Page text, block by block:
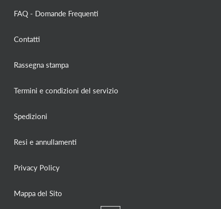
FAQ - Domande Frequenti
Contatti
Rassegna stampa
Termini e condizioni del servizio
Spedizioni
Resi e annullamenti
Privacy Policy
Mappa del Sito